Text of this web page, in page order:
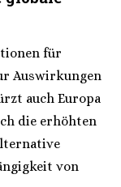
für
Auswirkungen
auch Europa
die erhöhten
von